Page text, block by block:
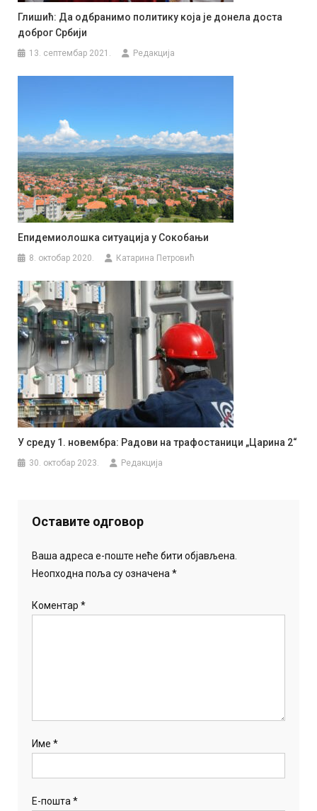
Глишић: Да одбранимо политику која је донела доста
доброг Србији
13. септембар 2021. Редакција
Епидемиолошка ситуација у Сокобањи
8. октобар 2020. Катарина Петровић
У среду 1. новембра: Радови на трафостаници „Царина 2“
30. октобар 2023. Редакција
Оставите одговор
Ваша адреса е-поште неће бити објављена.
Неопходна поља су означена*
Коментар*
Име*
Е-пошта*